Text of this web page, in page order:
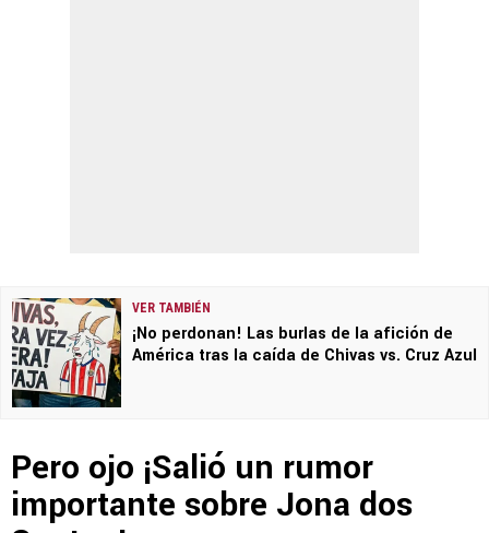
VER TAMBIÉN
¡No perdonan! Las burlas de la afición de
América tras la caída de Chivas vs. Cruz Azul
Pero ojo ¡Salió un rumor
importante sobre Jona dos